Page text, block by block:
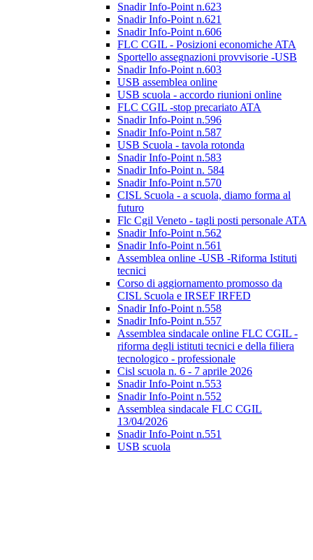
Snadir Info-Point n.623
Snadir Info-Point n.621
Snadir Info-Point n.606
FLC CGIL - Posizioni economiche ATA
Sportello assegnazioni provvisorie -USB
Snadir Info-Point n.603
USB assemblea online
USB scuola - accordo riunioni online
FLC CGIL -stop precariato ATA
Snadir Info-Point n.596
Snadir Info-Point n.587
USB Scuola - tavola rotonda
Snadir Info-Point n.583
Snadir Info-Point n. 584
Snadir Info-Point n.570
CISL Scuola - a scuola, diamo forma al
futuro
Flc Cgil Veneto - tagli posti personale ATA
Snadir Info-Point n.562
Snadir Info-Point n.561
Assemblea online -USB -Riforma Istituti
tecnici
Corso di aggiornamento promosso da
CISL Scuola e IRSEF IRFED
Snadir Info-Point n.558
Snadir Info-Point n.557
Assemblea sindacale online FLC CGIL -
riforma degli istituti tecnici e della filiera
tecnologico - professionale
Cisl scuola n. 6 - 7 aprile 2026
Snadir Info-Point n.553
Snadir Info-Point n.552
Assemblea sindacale FLC CGIL
13/04/2026
Snadir Info-Point n.551
USB scuola